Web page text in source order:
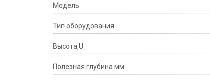
Модель
Тип оборудования
Высота,U
Полезная глубина мм